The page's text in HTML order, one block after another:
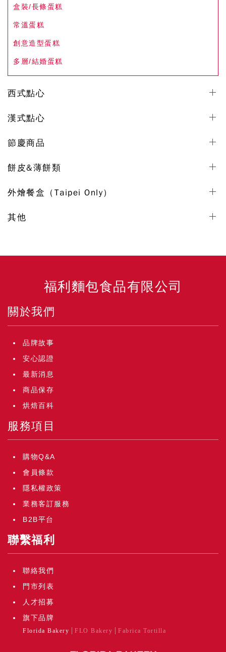
盒裝/長條蛋糕
常溫蛋糕
創意造型蛋糕
多層/結婚蛋糕
西式點心
漢式點心
節慶商品
餅皮&薄餅類
外燴餐盒（Taipei Only）
其他
福利麵包食品有限公司
關於我們
品牌故事
安心認證
最新消息
商品保存
烘焙百科
服務項目
購物Q&A
會員條款
隱私權政策
業務客訂服務
B2B平台
聯繫福利
聯絡我們
門市列表
人才招募
旗下品牌
Florida Bakery FLO Bakery Fabrica Tortilla